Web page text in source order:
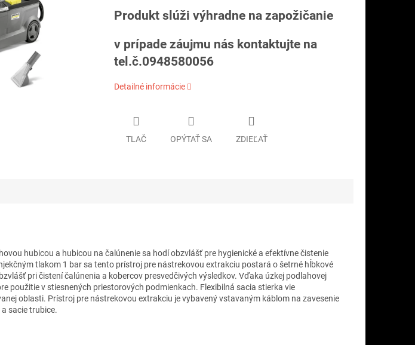
Produkt slúži výhradne na zapožičanie
v prípade záujmu nás kontaktujte na
tel.č.0948580056
Detailné informácie
TLAČ OPÝTAŤ SA ZDIEĽAŤ
hubicou a hubicou na čalúnenie sa hodí obzvlášť pre hygienické a efektívne čistenie
tlakom 1 bar sa tento prístroj pre nástrekovou extrakciu postará o šetrné hĺbkové
pri čistení čalúnenia a kobercov presvedčivých výsledkov. Vďaka úzkej podlahovej
použitie v stiesnených priestorových podmienkach. Flexibilná sacia stierka vie
oblasti. Prístroj pre nástrekovou extrakciu je vybavený vstavaným káblom na zavesenie
sacie trubice.